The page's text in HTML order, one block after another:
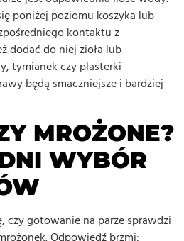
poniżej poziomu koszyka lub
kontaktu z
dodać do niej zioła lub
tymianek czy plasterki
będą smaczniejsze i bardziej
MROŻONE?
WYBÓR
czy gotowanie na parze sprawdzi
Odpowiedź brzmi: